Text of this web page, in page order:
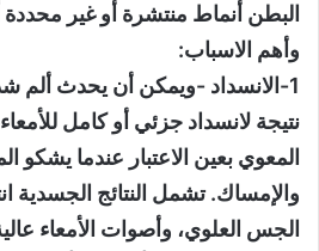
البطن أنماط منتشرة أو غير محددة
وأهم الاسباب:
1-الانسداد -ويمكن أن يحدث ألم
نتيجة لانسداد جزئي أو كامل
المعوي بعين الاعتبار عندما يشكو
والإمساك. تشمل النتائج الجسدية
الجس العلوي، وأصوات الأمعاء عالية